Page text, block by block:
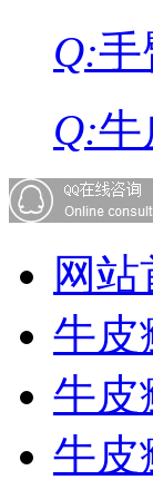
Q:手
Q:牛
网站
牛皮
牛皮
牛皮